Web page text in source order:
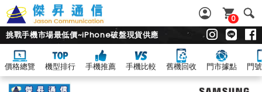
0
挑戰手機市場最低價~iPhone破盤現貨供應
價格總覽 機型排行 手機推薦 手機比較 舊機回收 門市據點 門